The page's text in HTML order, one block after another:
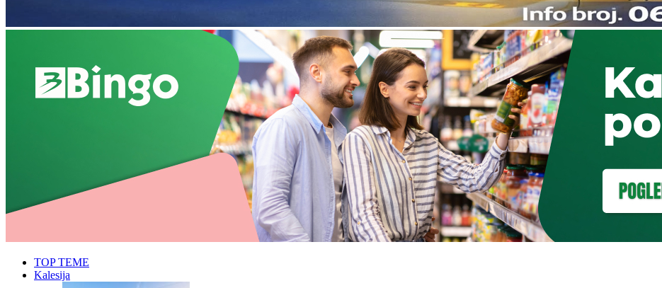
TOP TEME
Kalesija